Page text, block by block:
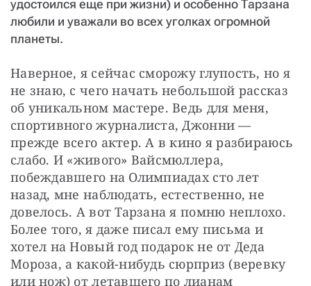
удостоился еще при жизни) и особенно Тарзана
любили и уважали во всех уголках огромной
планеты.
Наверное, я сейчас сморожу глупость, но я
не знаю, с чего начать небольшой рассказ
об уникальном мастере. Ведь для меня,
спортивного журналиста, Джонни —
прежде всего актер. А в кино я разбираюсь
слабо. И «живого» Вайсмюллера,
побеждавшего на Олимпиадах сто лет
назад, мне наблюдать, естественно, не
довелось. А вот Тарзана я помню неплохо.
Более того, я даже писал ему письма и
хотел на Новый год подарок не от Деда
Мороза, а какой-нибудь сюрприз (веревку
или нож) от летавшего по лианам